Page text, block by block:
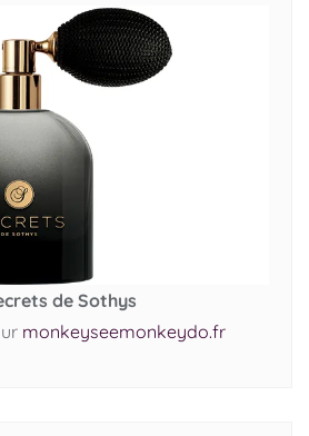
de Sothys
monkeyseemonkeydo.fr